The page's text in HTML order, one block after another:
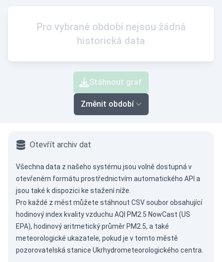
Pro vybrané období nejsou žádná
historická data
Stáhnout graf
Změnit období
Otevřít archiv dat
Všechna data z našeho systému jsou volně dostupná v
otevřeném formátu prostřednictvím automatického API a
jsou také k dispozici ke stažení níže.
Pro každé z měst můžete stáhnout CSV soubor obsahující
hodinový index kvality vzduchu AQI PM2.5 NowCast (US
EPA), hodinový aritmetický průměr PM2.5, a také
meteorologické ukazatele, pokud je v tomto městě
pozorovatelská stanice Ukrhydrometeorologického centra.